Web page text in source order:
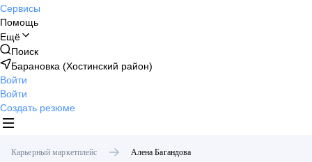
Сервисы
Помощь
Ещё
Поиск
Барановка (Хостинский район)
Войти
Войти
Создать резюме
Карьерный маркетплейс Алена Багандова